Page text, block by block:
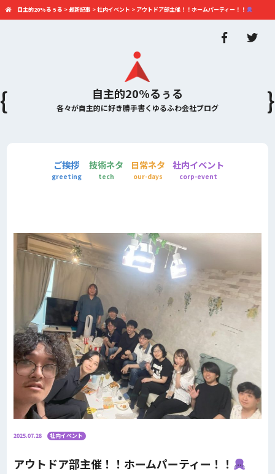
自主的20%るぅる
各々が自主的に好き勝手書くゆるふわ会社ブログ
自主的20%るぅる > 最新記事 >社内イベント > アウトドア部主催！！ホームパーティー！！
ご挨拶
greeting
技術ネタ
tech
日常ネタ
our-days
社内イベント
corp-event
2025.07.28 社内イベント
アウトドア部主催！！ホームパーティー！！